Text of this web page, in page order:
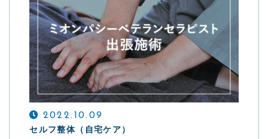
2022.10.09
セルフ整体（自宅ケア）